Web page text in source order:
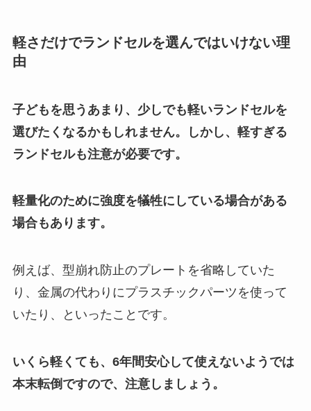
軽さだけでランドセルを選んではいけない理
由
子どもを思うあまり、少しでも軽いランドセルを
選びたくなるかもしれません。しかし、軽すぎる
ランドセルも注意が必要です。
軽量化のために強度を犠牲にしている場合がある
場合もあります。
例えば、型崩れ防止のプレートを省略していた
り、金属の代わりにプラスチックパーツを使って
いたり、といったことです。
いくら軽くても、6年間安心して使えないようでは
本末転倒ですので、注意しましょう。